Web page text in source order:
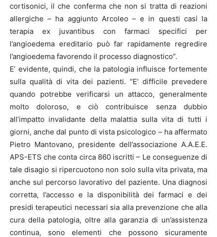
cortisonici, il che conferma che non si tratta di reazioni
allergiche – ha aggiunto Arcoleo – e in questi casi la
terapia ex juvantibus con farmaci specifici per
l’angioedema ereditario può far rapidamente regredire
l’angioedema favorendo il processo diagnostico”.
E’ evidente, quindi, che la patologia influisce fortemente
sulla qualità di vita dei pazienti. “E’ difficile prevedere
quando potrebbe verificarsi un attacco, generalmente
molto doloroso, e ciò contribuisce senza dubbio
all’impatto invalidante della malattia sulla vita di tutti i
giorni, anche dal punto di vista psicologico – ha affermato
Pietro Mantovano, presidente dell’associazione A.A.E.E.
APS-ETS che conta circa 860 iscritti – Le conseguenze di
tale disagio si ripercuotono non solo sulla vita privata, ma
anche sul percorso lavorativo del paziente. Una diagnosi
corretta, l’accesso e la disponibilità dei farmaci e dei
presidi terapeutici necessari sia alla prevenzione che alla
cura della patologia, oltre alla garanzia di un’assistenza
continua, sono elementi che possono sicuramente